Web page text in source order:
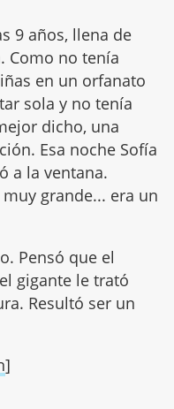
9 años, llena de
Como no tenía
en un orfanato
sola y no tenía
dicho, una
Esa noche Sofía
a la ventana.
grande... era un
Pensó que el
gigante le trató
Resultó ser un
]